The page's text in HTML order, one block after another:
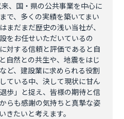
、国・県の公共事業を中心に
で、多くの実績を築いてまい
まだまだ歴史の浅い当社が、
をお任せいただいているの
対する信頼と評価であると自
自然との共生や、地震をはじ
ど、建設業に求められる役割
ている中、決して現状に甘ん
歩」と捉え、皆様の期待と信
らも感謝の気持ちと真摯な姿
きたいと考えます。